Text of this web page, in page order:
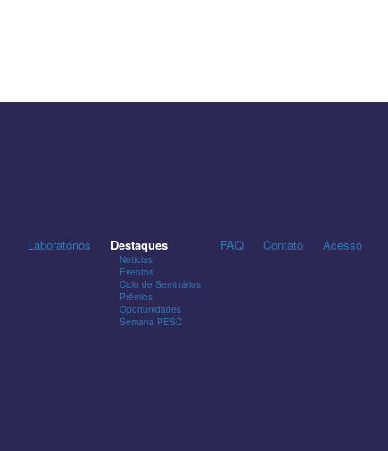
Laboratórios Destaques
Notícias
Eventos
Ciclo de Seminários
Prêmios
Oportunidades
Semana PESC
FAQ Contato Acesso